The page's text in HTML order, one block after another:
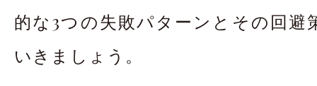
的な3つの失敗パターンとその回避
いきましょう。